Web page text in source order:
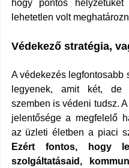
hogy pontos
lehetetlen volt
Védekező stratégia,
A védekezés legfontosabb
legyenek, amit két, de
szemben is védeni tudsz.
jelentősége a megfelelő
az üzleti életben a piaci
Ezért fontos, hogy
szolgáltatásaid,